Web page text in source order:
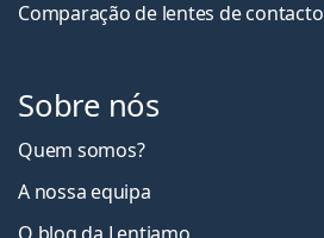
Comparação de lentes de contacto
Sobre nós
Quem somos?
A nossa equipa